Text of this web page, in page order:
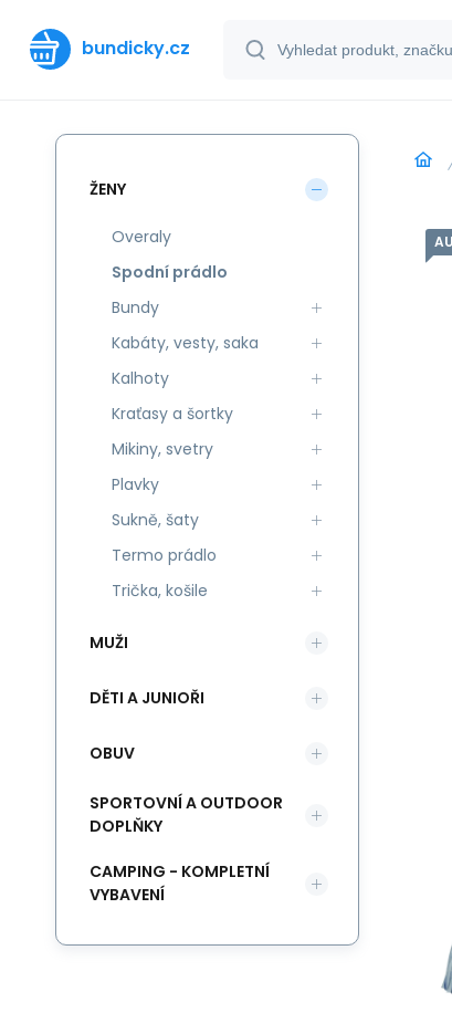
bundicky.cz
ŽENY
Overaly
Spodní prádlo
Bundy
Kabáty, vesty, saka
Kalhoty
Kraťasy a šortky
Mikiny, svetry
Plavky
Sukně, šaty
Termo prádlo
Trička, košile
MUŽI
DĚTI A JUNIOŘI
OBUV
SPORTOVNÍ A OUTDOOR
DOPLŇKY
CAMPING - KOMPLETNÍ
VYBAVENÍ